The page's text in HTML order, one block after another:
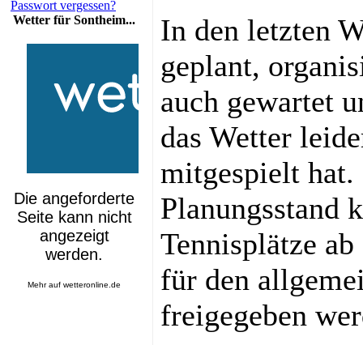
Passwort vergessen?
Wetter für Sontheim...
Mehr aufwetteronline.de
In den letzten
geplant,
auch gewartet
das Wetter
mitgespielt
Planungsstand
Tennisplätze
für den
freigegeben